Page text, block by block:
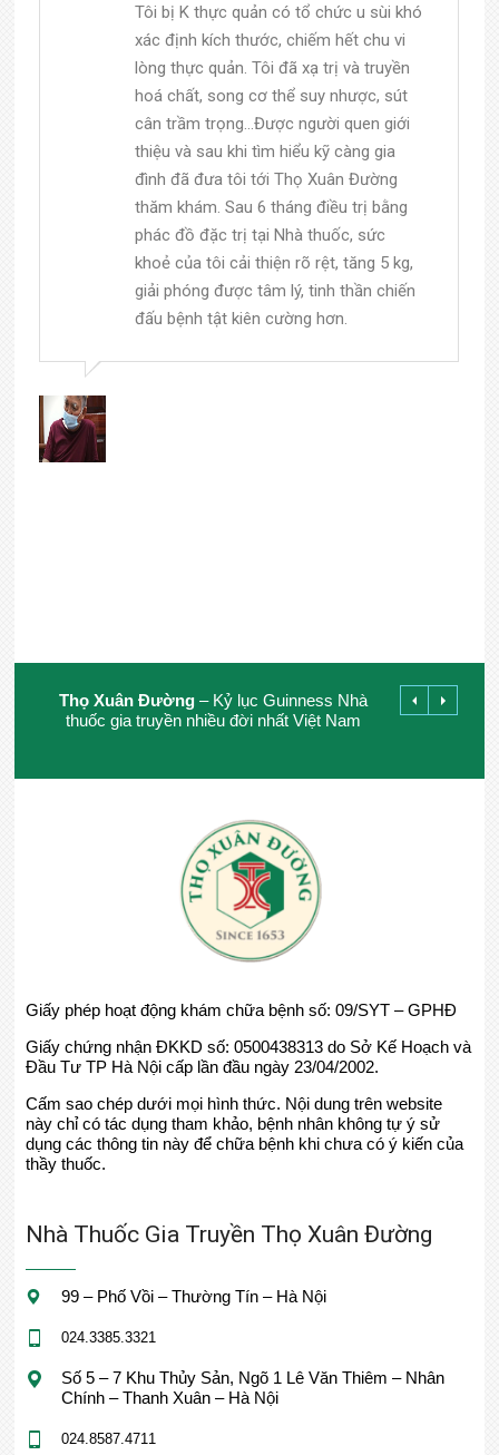
Tôi bị K thực quản có tổ chức u sùi khó
xác định kích thước, chiếm hết chu vi
lòng thực quản. Tôi đã xạ trị và truyền
hoá chất, song cơ thể suy nhược, sút
cân trầm trọng…Được người quen giới
thiệu và sau khi tìm hiểu kỹ càng gia
đình đã đưa tôi tới Thọ Xuân Đường
thăm khám. Sau 6 tháng điều trị bằng
phác đồ đặc trị tại Nhà thuốc, sức
khoẻ của tôi cải thiện rõ rệt, tăng 5 kg,
giải phóng được tâm lý, tinh thần chiến
đấu bệnh tật kiên cường hơn.
Thọ Xuân Đường– Kỷ lục Guinness Nhà
thuốc gia truyền nhiều đời nhất Việt Nam
Giấy phép hoạt động khám chữa bệnh số: 09/SYT – GPHĐ
Giấy chứng nhận ĐKKD số: 0500438313 do Sở Kế Hoạch và
Đầu Tư TP Hà Nội cấp lần đầu ngày 23/04/2002.
Cấm sao chép dưới mọi hình thức. Nội dung trên website
này chỉ có tác dụng tham khảo, bệnh nhân không tự ý sử
dụng các thông tin này để chữa bệnh khi chưa có ý kiến của
thầy thuốc.
Nhà Thuốc Gia Truyền Thọ Xuân Đường
99 – Phố Vồi – Thường Tín – Hà Nội
024.3385.3321
Số 5 – 7 Khu Thủy Sản, Ngõ 1 Lê Văn Thiêm – Nhân
Chính – Thanh Xuân – Hà Nội
024.8587.4711